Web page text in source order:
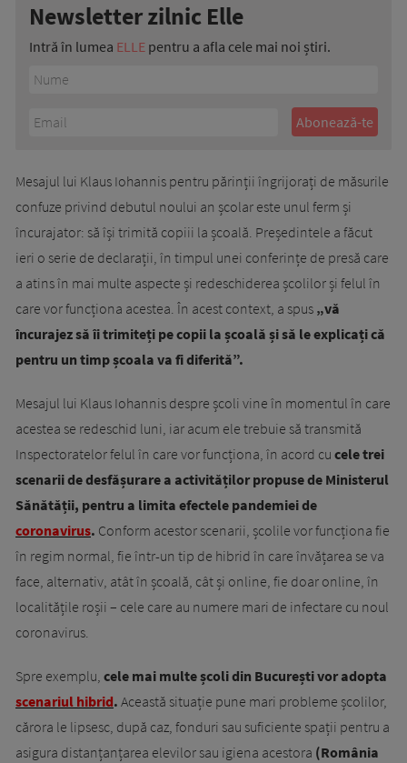
Newsletter zilnic Elle
Intră în lumea ELLE pentru a afla cele mai noi știri.
Mesajul lui Klaus Iohannis pentru părinții îngrijorați de măsurile
confuze privind debutul noului an școlar este unul ferm și
încurajator: să își trimită copiii la școală. Președintele a făcut
ieri o serie de declarații, în timpul unei conferințe de presă care
a atins în mai multe aspecte și redeschiderea școlilor și felul în
care vor funcționa acestea. În acest context, a spus „vă
încurajez să îi trimiteți pe copii la școală și să le explicați că
pentru un timp școala va fi diferită”.
Mesajul lui Klaus Iohannis despre școli vine în momentul în care
acestea se redeschid luni, iar acum ele trebuie să transmită
Inspectoratelor felul în care vor funcționa, în acord cu cele trei
scenarii de desfășurare a activităților propuse de Ministerul
Sănătății, pentru a limita efectele pandemiei de
coronavirus. Conform acestor scenarii, școlile vor funcționa fie
în regim normal, fie într-un tip de hibrid în care învățarea se va
face, alternativ, atât în școală, cât și online, fie doar online, în
localitățile roșii – cele care au numere mari de infectare cu noul
coronavirus.
Spre exemplu, cele mai multe școli din București vor adopta
scenariul hibrid. Această situație pune mari probleme școlilor,
cărora le lipsesc, după caz, fonduri sau suficiente spații pentru a
asigura distanțanțarea elevilor sau igiena acestora (România